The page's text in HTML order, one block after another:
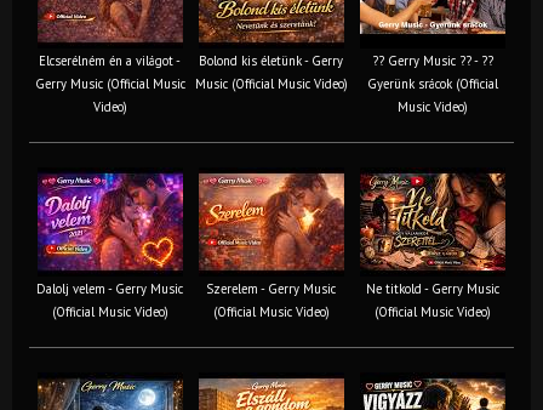
Elcserélném én a világot -
Gerry Music (Official Music
Video)
Bolond kis életünk - Gerry
Music (Official Music Video)
?? Gerry Music ?? - ??
Gyerünk srácok (Official
Music Video)
Dalolj velem - Gerry Music
(Official Music Video)
Szerelem - Gerry Music
(Official Music Video)
Ne titkold - Gerry Music
(Official Music Video)